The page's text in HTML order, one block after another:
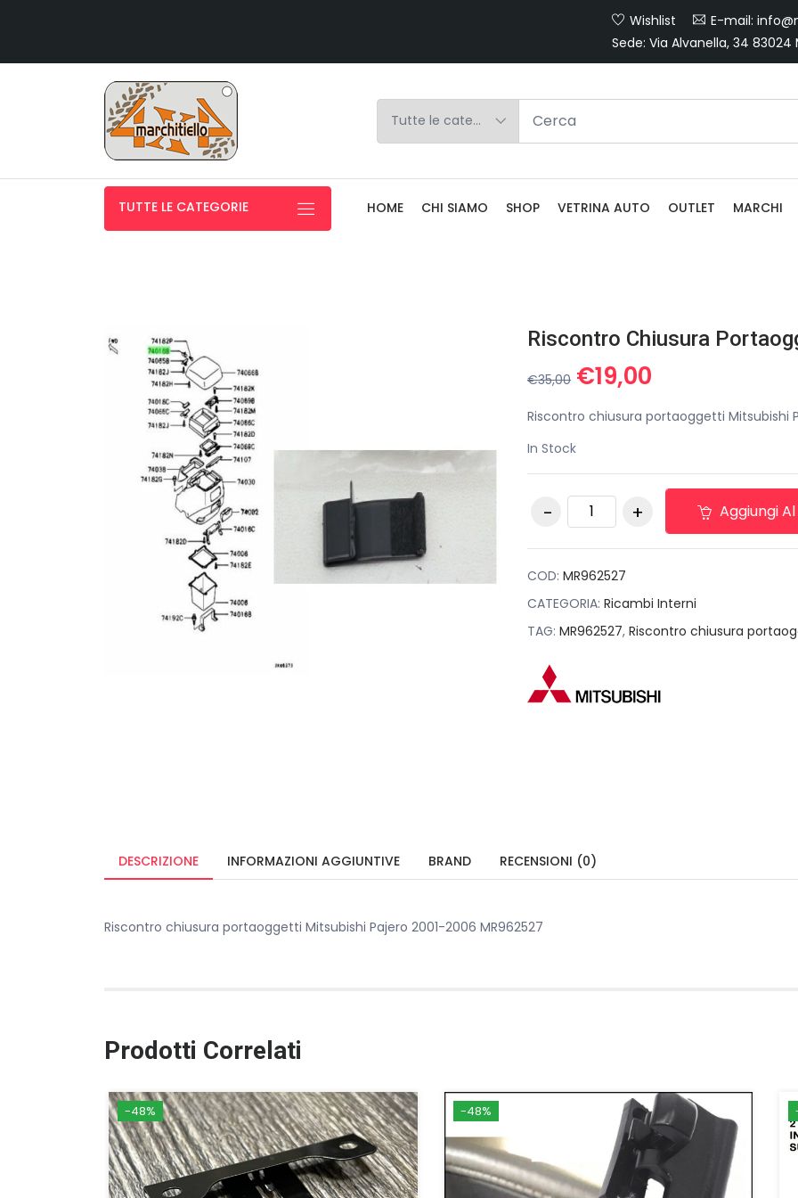
Wishlist
E-mail:
Sede: Via Alvanella, 34
TUTTE LE CATEGORIE HOME CHI SIAMO SHOP VETRINA AUTO OUTLET MARCHI
€35,00 Il
prezzo
originale
era:
€35,00.
€19,00
attuale
€19,00.
Riscontro chiusura portaoggetti Mitsubishi
In Stock
Riscontro chiusura
portaoggetti
MR962527 quantità
Aggiungi
COD: MR962527
CATEGORIA: Ricambi Interni
TAG: MR962527, Riscontro chiusura
DESCRIZIONE INFORMAZIONI AGGIUNTIVE BRAND RECENSIONI (0)
Riscontro chiusura portaoggetti Mitsubishi Pajero 2001-2006 MR962527
Prodotti Correlati
-48% -48%